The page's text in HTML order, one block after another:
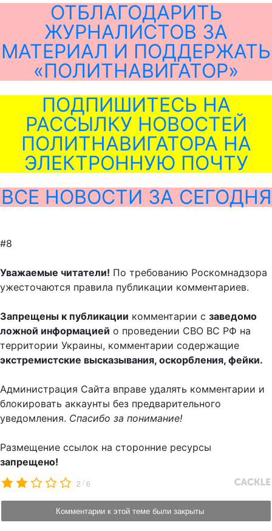
ОТБЛАГОДАРИТЬ
ЖУРНАЛИСТОВ ЗА
МАТЕРИАЛ И ПОДДЕРЖАТЬ
«ПОЛИТНАВИГАТОР»
ПОДПИШИТЕСЬ НА
РАССЫЛКУ НОВОСТЕЙ
ПОЛИТНАВИГАТОРА НА
ЭЛЕКТРОННУЮ ПОЧТУ
ВСЕ НОВОСТИ ЗА СЕГОДНЯ
#8
Уважаемые читатели! По требованию Роскомнадзора
ужесточаются правила публикации комментариев.
Запрещены к публикации комментарии с заведомо
ложной информацией о проведении СВО ВС РФ на
территории Украины, комментарии содержащие
экстремистские высказывания, оскорбления, фейки.
Администрация Сайта вправе удалять комментарии и
блокировать аккаунты без предварительного
уведомления. Спасибо за понимание!
Размещение ссылок на сторонние ресурсы
запрещено!
2 /6
Комментарии к этой теме были закрыты